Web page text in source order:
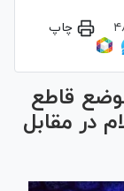
چاپ
قاطع
در مقابل